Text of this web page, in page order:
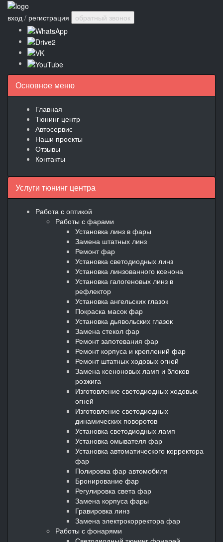
вход / регистрация обратный звонок
Основное меню
Главная
Тюнинг центр
Автосервис
Наши проекты
Отзывы
Контакты
Услуги тюнинг центра
Работа с оптикой
Работы с фарами
Установка линз в фары
Замена штатных линз
Ремонт фар
Установка светодиодных линз
Установка линзованного ксенона
Установка галогеновых линз в
рефлектор
Установка ангельских глазок
Покраска масок фар
Установка дьявольских глазок
Замена стекол фар
Ремонт запотевания фар
Ремонт корпуса и креплений фар
Ремонт штатных ходовых огней
Замена ксеноновых ламп и блоков
розжига
Изготовление светодиодных ходовых
огней
Изготовление светодиодных
динамических поворотов
Установка светодиодных ламп
Установка омывателя фар
Установка автоматического корректора
фар
Полировка фар автомобиля
Бронирование фар
Регулировка света фар
Замена корпуса фары
Гравировка линз
Замена электрокорректора фар
Работы с фонарями